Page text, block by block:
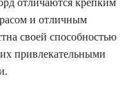
и отличным
своей способностью
привлекательными